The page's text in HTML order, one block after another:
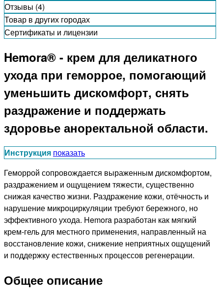
Отзывы (4)
Товар в других городах
Сертификаты и лицензии
Hemora® - крем для деликатного
ухода при геморрое, помогающий
уменьшить дискомфорт, снять
раздражение и поддержать
здоровье аноректальной области.
Инструкция показать
Геморрой сопровождается выраженным дискомфортом,
раздражением и ощущением тяжести, существенно
снижая качество жизни. Раздражение кожи, отёчность и
нарушение микроциркуляции требуют бережного, но
эффективного ухода. Hemora разработан как мягкий
крем-гель для местного применения, направленный на
восстановление кожи, снижение неприятных ощущений
и поддержку естественных процессов регенерации.
Общее описание